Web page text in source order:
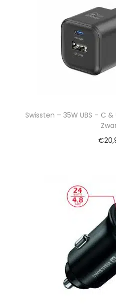
Swissten – 35W UBS – C
€